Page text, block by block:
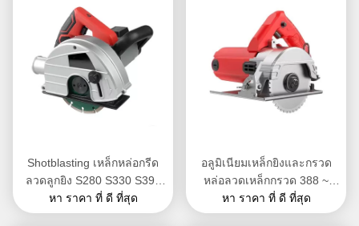
Shotblasting เหล็กหล่อกรีด
ลวดลูกยิง S280 S330 S390
ความหนาแน่น 7.4g / Cm3
หา ราคา ที่ ดี ที่สุด
อลูมิเนียมเหล็กยิงและกรวด
หล่อลวดเหล็กกรวด 388 ~
509HV มีความแข็งแรงสูง
หา ราคา ที่ ดี ที่สุด